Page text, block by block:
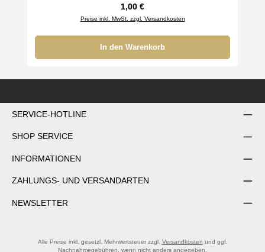
Regulärer Preis:
1,00 €
Preise inkl. MwSt. zzgl. Versandkosten
In den Warenkorb
SERVICE-HOTLINE
SHOP SERVICE
INFORMATIONEN
ZAHLUNGS- UND VERSANDARTEN
NEWSLETTER
Alle Preise inkl. gesetzl. Mehrwertsteuer zzgl. Versandkosten und ggf.
Nachnahmegebühren, wenn nicht anders angegeben.